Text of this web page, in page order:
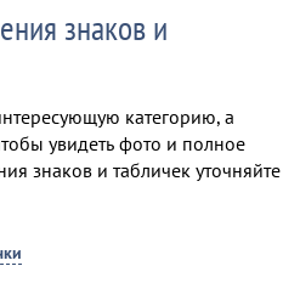
знаков и
категорию, а
увидеть фото и полное
знаков и табличек уточняйте